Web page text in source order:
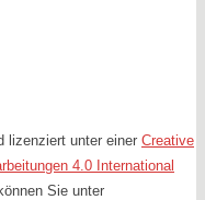
lizenziert unter einer Creative
4.0 International
Sie unter